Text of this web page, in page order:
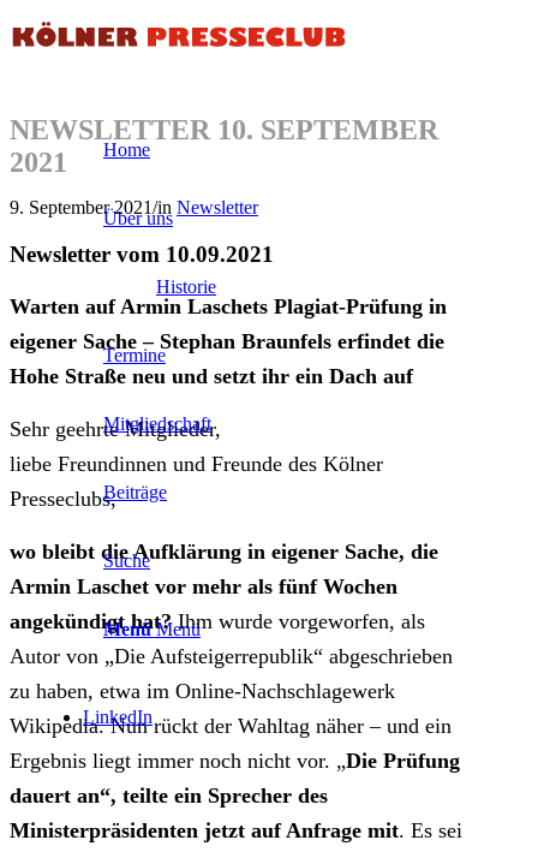
Home
Über uns
Historie
Termine
Mitgliedschaft
Beiträge
Suche
Menü Menü
LinkedIn
NEWSLETTER 10. SEPTEMBER
2021
9. September 2021/in Newsletter
Newsletter vom 10.09.2021
Warten auf Armin Laschets Plagiat-Prüfung in
eigener Sache – Stephan Braunfels erfindet die
Hohe Straße neu und setzt ihr ein Dach auf
Sehr geehrte Mitglieder,
liebe Freundinnen und Freunde des Kölner
Presseclubs,
wo bleibt die Aufklärung in eigener Sache, die
Armin Laschet vor mehr als fünf Wochen
angekündigt hat?Ihm wurde vorgeworfen, als
Autor von „Die Aufsteigerrepublik“ abgeschrieben
zu haben, etwa im Online-Nachschlagewerk
Wikipedia. Nun rückt der Wahltag näher – und ein
Ergebnis liegt immer noch nicht vor. „Die Prüfung
dauert an“, teilte ein Sprecher des
Ministerpräsidenten jetzt auf Anfrage mit. Es sei